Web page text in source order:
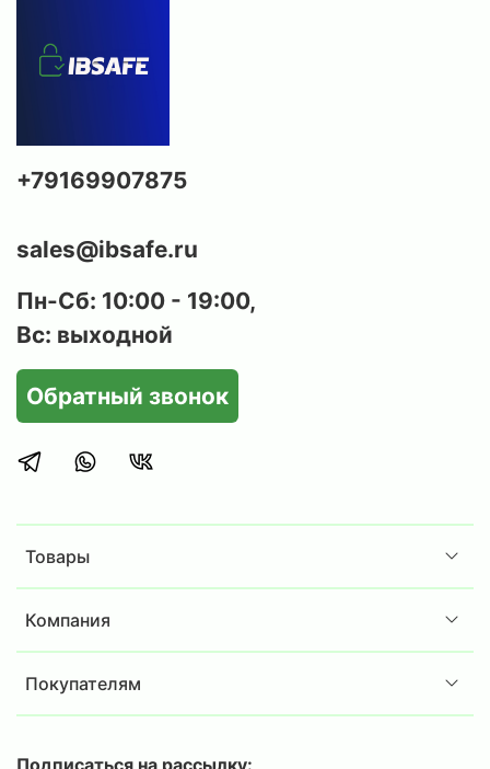
Товары
Компания
Покупателям
+79169907875
sales@ibsafe.ru
Пн-Сб: 10:00 - 19:00,
Вс: выходной
Обратный звонок
Подписаться на рассылку: